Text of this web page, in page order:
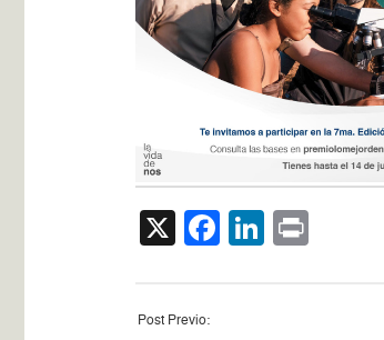
X Facebook
LinkedIn
Post Previo: